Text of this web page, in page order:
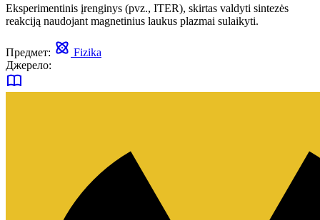
Eksperimentinis įrenginys (pvz., ITER), skirtas valdyti sintezės
reakciją naudojant magnetinius laukus plazmai sulaikyti.
Предмет:
Fizika
Джерело: